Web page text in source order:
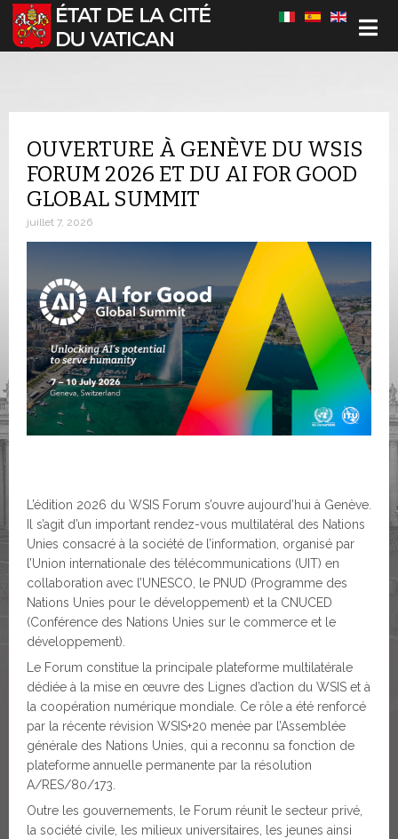
Sélectionnez votre langue
OUVERTURE À GENÈVE DU WSIS
FORUM 2026 ET DU AI FOR GOOD
GLOBAL SUMMIT
juillet 7, 2026
L’édition 2026 du WSIS Forum s’ouvre aujourd’hui à Genève.
Il s’agit d’un important rendez-vous multilatéral des Nations
Unies consacré à la société de l’information, organisé par
l’Union internationale des télécommunications (UIT) en
collaboration avec l’UNESCO, le PNUD (Programme des
Nations Unies pour le développement) et la CNUCED
(Conférence des Nations Unies sur le commerce et le
développement).
Le Forum constitue la principale plateforme multilatérale
dédiée à la mise en œuvre des Lignes d’action du WSIS et à
la coopération numérique mondiale. Ce rôle a été renforcé
par la récente révision WSIS+20 menée par l’Assemblée
générale des Nations Unies, qui a reconnu sa fonction de
plateforme annuelle permanente par la résolution
A/RES/80/173.
Outre les gouvernements, le Forum réunit le secteur privé,
la société civile, les milieux universitaires, les jeunes ainsi